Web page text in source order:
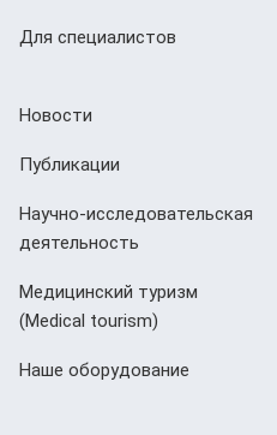
Для специалистов
Новости
Публикации
Научно-исследовательская
деятельность
Медицинский туризм
(Мedical tourism)
Наше оборудование